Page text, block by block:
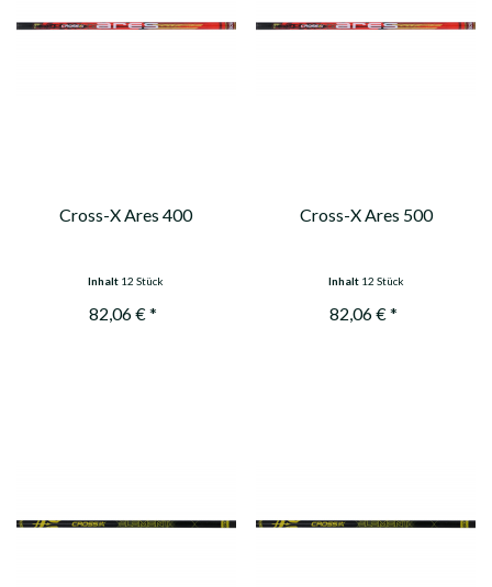
Cross-X Ares 400
Inhalt 12 Stück
82,06 € *
Cross-X Ares 500
Inhalt 12 Stück
82,06 € *